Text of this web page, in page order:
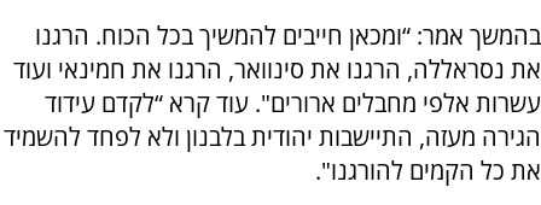
בהמשך אמר: “ומכאן חייבים להמשיך בכל הכוח. הרגנו
את נסראללה, הרגנו את סינוואר, הרגנו את חמינאי ועוד
עשרות אלפי מחבלים ארורים". עוד קרא “לקדם עידוד
הגירה מעזה, התיישבות יהודית בלבנון ולא לפחד להשמיד
את כל הקמים להורגנו".